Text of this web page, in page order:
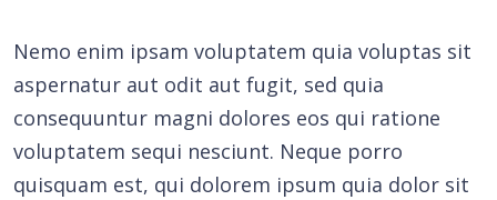
Nemo enim ipsam voluptatem quia voluptas sit
aspernatur aut odit aut fugit, sed quia
consequuntur magni dolores eos qui ratione
voluptatem sequi nesciunt. Neque porro
quisquam est, qui dolorem ipsum quia dolor sit